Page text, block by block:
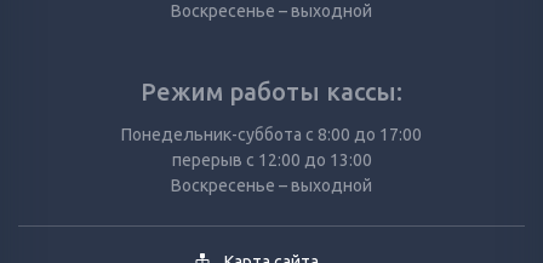
Воскресенье – выходной
Режим работы кассы:
Понедельник-суббота с 8:00 до 17:00
перерыв с 12:00 до 13:00
Воскресенье – выходной